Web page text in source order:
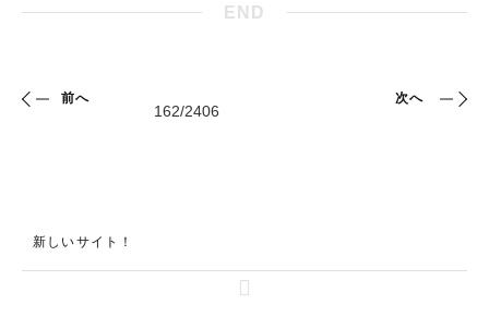
END
前へ 次へ
新しいサイト！